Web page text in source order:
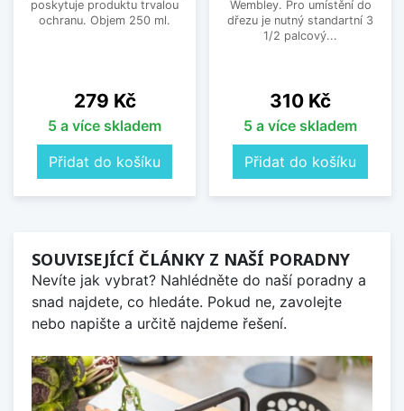
poskytuje produktu trvalou
ochranu. Objem 250 ml.
Cena
279 Kč
5 a více skladem
Přidat do košíku
Wembley. Pro umístění do
dřezu je nutný standartní 3
1/2 palcový...
Cena
310 Kč
5 a více skladem
Přidat do košíku
SOUVISEJÍCÍ ČLÁNKY Z NAŠÍ PORADNY
Nevíte jak vybrat? Nahlédněte do naší poradny a
snad najdete, co hledáte. Pokud ne, zavolejte
nebo napište a určitě najdeme řešení.